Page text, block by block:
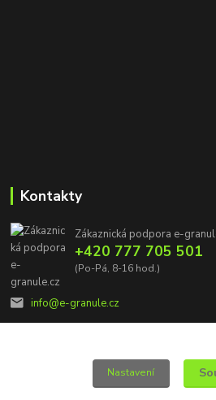
Kontakty
Zákaznická podpora e-
+420 777 705 501
(Po-Pá, 8-16 hod.)
info@e-granule.cz
Nastavení